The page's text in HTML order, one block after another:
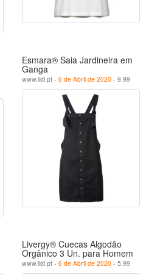
Esmara® Saia Jardineira em
Ganga
www.lidl.pt - 6 de Abril de 2020 - 9.99
Livergy® Cuecas Algodão
Orgânico 3 Un. para Homem
www.lidl.pt - 6 de Abril de 2020 - 5.99